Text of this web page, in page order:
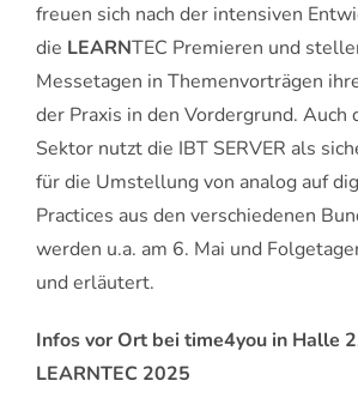
freuen sich nach der intensiven
die LEARNTEC Premieren und
Messetagen in Themenvorträgen
der Praxis in den Vordergrund. Auch
Sektor nutzt die IBT SERVER als
für die Umstellung von analog auf
Practices aus den verschiedenen
werden u.a. am 6. Mai und
und erläutert.
Infos vor Ort bei time4you in Halle
LEARNTEC 2025